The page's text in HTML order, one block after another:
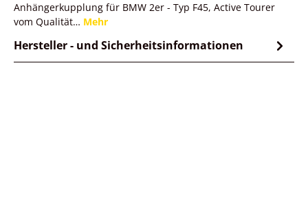
Anhängerkupplung für BMW 2er - Typ F45, Active Tourer
vom Qualität… Mehr
Hersteller - und Sicherheitsinformationen